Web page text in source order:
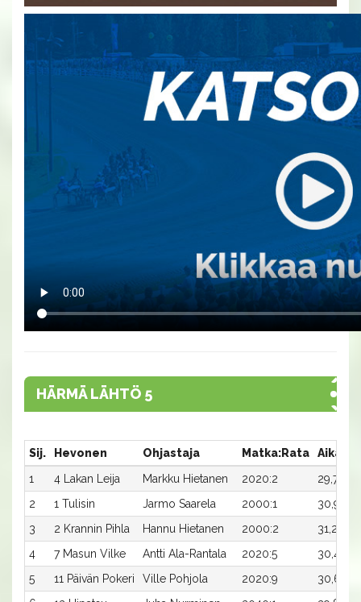
HÄRMÄ LÄHTÖ 5
Sij. Hevonen Ohjastaja Matka:Rata Aika
1
4 Lakan Leija Markku Hietanen 2020:2 29,7
2
1 Tulisin Jarmo Saarela 2000:1 30,9
3
2 Krannin Pihla Hannu Hietanen 2000:2 31,2
4
7 Masun Vilke Antti Ala-Rantala 2020:5 30,4
5
11 Päivän Pokeri Ville Pohjola 2020:9 30,6